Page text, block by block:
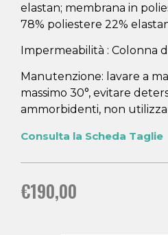
elastan; membrana in
78% poliestere 22%
Impermeabilità : Colonna
Manutenzione: lavare a
massimo 30°, evitare
ammorbidenti, non
Consulta la Scheda Taglie
€190,00